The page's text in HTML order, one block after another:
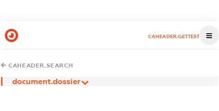
CAHEADER.GETTEST
CAHEADER.SEARCH
document.dossier